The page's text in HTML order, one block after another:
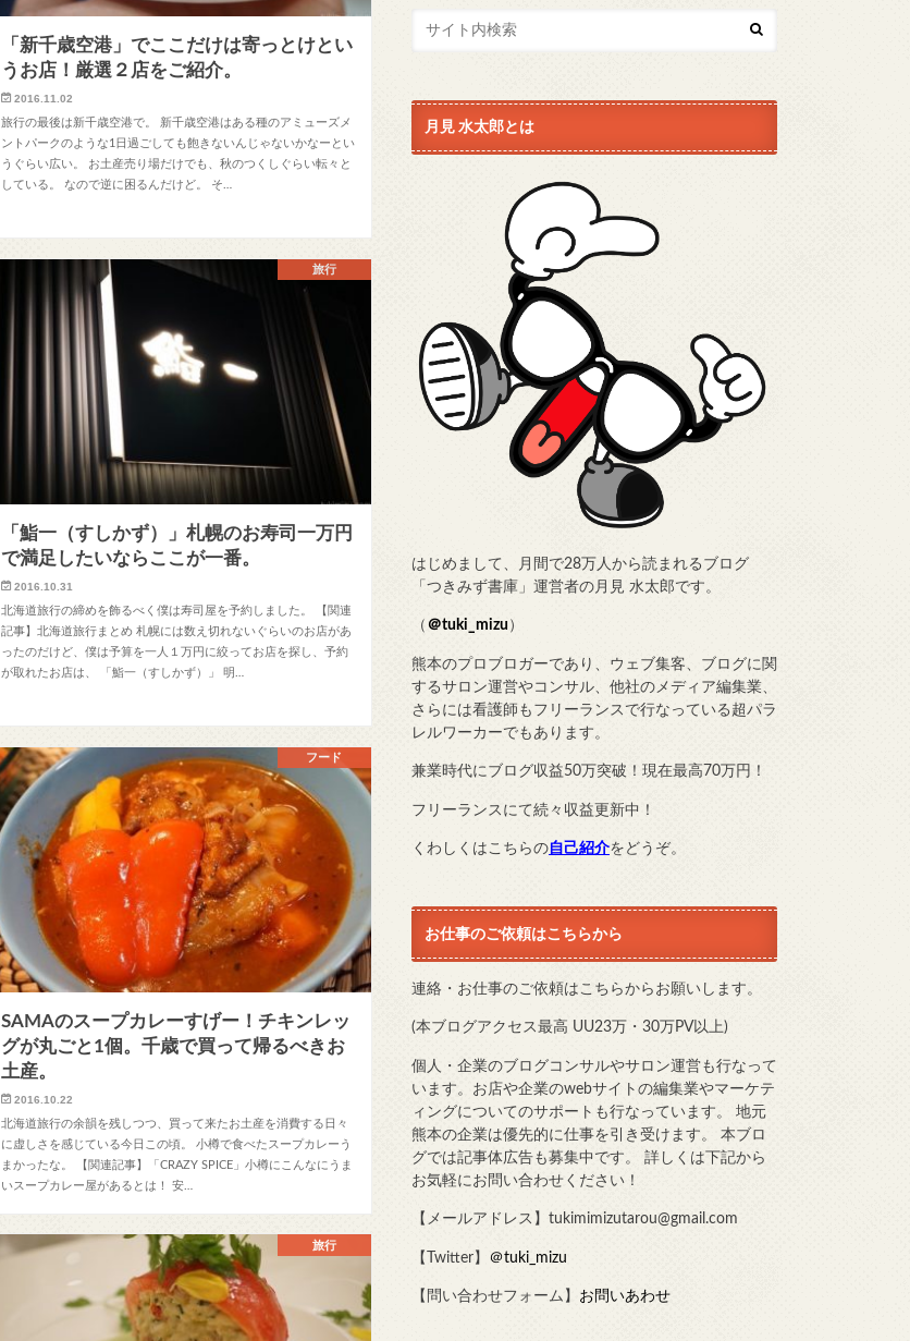
「新千歳空港」でここだけは寄っとけとい
うお店！厳選２店をご紹介。
2016.11.02
旅行の最後は新千歳空港で。 新千歳空港はある種のアミューズメ
ントパークのような1日過ごしても飽きないんじゃないかなーとい
うぐらい広い。 お土産売り場だけでも、秋のつくしぐらい転々と
している。 なので逆に困るんだけど。 そ…
旅行
「鮨一（すしかず）」札幌のお寿司一万円
で満足したいならここが一番。
2016.10.31
北海道旅行の締めを飾るべく僕は寿司屋を予約しました。 【関連
記事】北海道旅行まとめ 札幌には数え切れないぐらいのお店があ
ったのだけど、僕は予算を一人１万円に絞ってお店を探し、予約
が取れたお店は、 「鮨一（すしかず）」 明…
フード
SAMAのスープカレーすげー！チキンレッ
グが丸ごと1個。千歳で買って帰るべきお
土産。
2016.10.22
北海道旅行の余韻を残しつつ、買って来たお土産を消費する日々
に虚しさを感じている今日この頃。 小樽で食べたスープカレーう
まかったな。 【関連記事】「CRAZY SPICE」小樽にこんなにうま
いスープカレー屋があるとは！ 安…
旅行
月見 水太郎とは
はじめまして、月間で28万人から読まれるブログ
「つきみず書庫」運営者の月見 水太郎です。
（ ＠tuki_mizu ）
熊本のプロブロガーであり、ウェブ集客、ブログに関
するサロン運営やコンサル、他社のメディア編集業、
さらには看護師もフリーランスで行なっている超パラ
レルワーカーでもあります。
兼業時代にブログ収益50万突破！現在最高70万円！
フリーランスにて続々収益更新中！
くわしくはこちらの自己紹介をどうぞ。
お仕事のご依頼はこちらから
連絡・お仕事のご依頼はこちらからお願いします。
(本ブログアクセス最高 UU23万・30万PV以上)
個人・企業のブログコンサルやサロン運営も行なって
います。お店や企業のwebサイトの編集業やマーケテ
ィングについてのサポートも行なっています。 地元
熊本の企業は優先的に仕事を引き受けます。 本ブロ
グでは記事体広告も募集中です。 詳しくは下記から
お気軽にお問い合わせください！
【メールアドレス】tukimimizutarou@gmail.com
【Twitter】 ＠tuki_mizu
【問い合わせフォーム】 お問いあわせ